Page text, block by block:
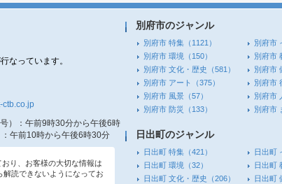
なっています。
ctb.co.jp
）
：午前9時30分から午後6時
：午前10時から午後6時30分
り、お客様の大切な情報は
読できないようになってお
別府市のジャンル
別府市 特集 （1121） 別府市
別府市 環境 （150） 別府市
別府市 文化・歴史 （581） 別府市
別府市 アート
（375） 別府市
別府市 風景 （57） 別府市
別府市 防災
（133） 別府市
日出町のジャンル
日出町 特集 （421） 日出町
日出町 環境 （32） 日出町
日出町 文化・歴史 （206） 日出町